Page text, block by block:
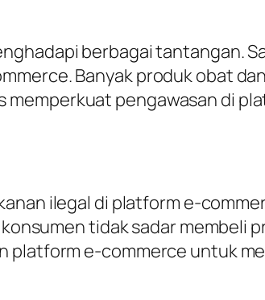
berbagai tantangan.
Banyak produk obat
memperkuat pengawasan di
ilegal di platform e-
tidak sadar membeli
platform e-commerce untuk